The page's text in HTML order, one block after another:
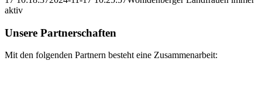
aktiv
Unsere Partnerschaften
Mit den folgenden Partnern besteht eine Zusammenarbeit: